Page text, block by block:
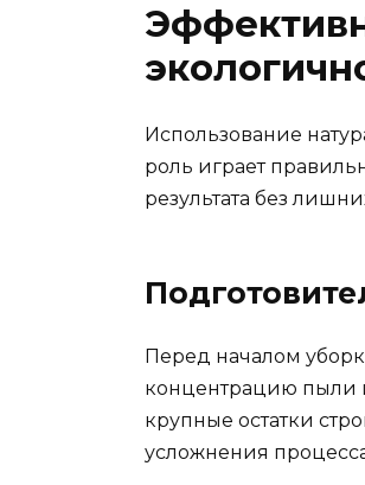
Использование
роль играет
результата без
Перед началом
концентрацию пыли
крупные остатки
усложнения